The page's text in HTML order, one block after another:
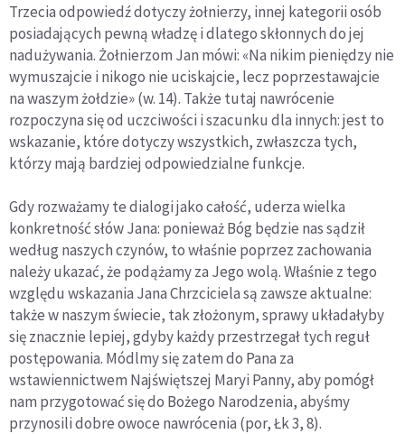
Trzecia odpowiedź dotyczy żołnierzy, innej kategorii osób
posiadających pewną władzę i dlatego skłonnych do jej
nadużywania. Żołnierzom Jan mówi: «Na nikim pieniędzy nie
wymuszajcie i nikogo nie uciskajcie, lecz poprzestawajcie
na waszym żołdzie» (w. 14). Także tutaj nawrócenie
rozpoczyna się od uczciwości i szacunku dla innych: jest to
wskazanie, które dotyczy wszystkich, zwłaszcza tych,
którzy mają bardziej odpowiedzialne funkcje.
Gdy rozważamy te dialogi jako całość, uderza wielka
konkretność słów Jana: ponieważ Bóg będzie nas sądził
według naszych czynów, to właśnie poprzez zachowania
należy ukazać, że podążamy za Jego wolą. Właśnie z tego
względu wskazania Jana Chrzciciela są zawsze aktualne:
także w naszym świecie, tak złożonym, sprawy układałyby
się znacznie lepiej, gdyby każdy przestrzegał tych reguł
postępowania. Módlmy się zatem do Pana za
wstawiennictwem Najświętszej Maryi Panny, aby pomógł
nam przygotować się do Bożego Narodzenia, abyśmy
przynosili dobre owoce nawrócenia (por, Łk 3, 8).